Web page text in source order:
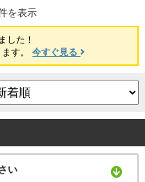
を表示
した！
ます。今すぐ見る
い